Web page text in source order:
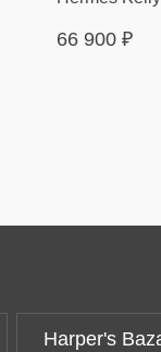
66 900 ₽
Harper's